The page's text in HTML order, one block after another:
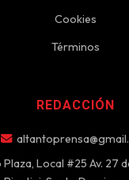
Cookies
Términos
REDACCIÓN
Local #25 Av. 27